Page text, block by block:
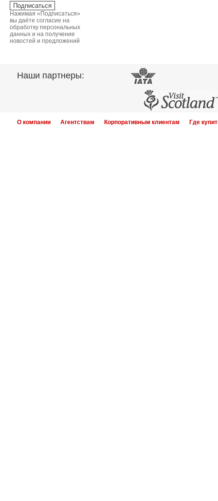
Нажимая «Подписаться»
вы даёте согласие на
обработку персональных
данных и на получение
новостей и предложений
Наши партнеры:
О компании Агентствам Корпоративным клиентам Где